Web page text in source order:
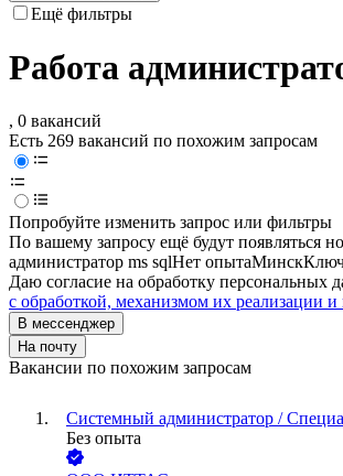
Ещё фильтры
Работа
, 0 вакансий
Есть 269 вакансий по похожим запросам
Попробуйте изменить запрос или фильтры
По вашему запросу ещё будут появляться
администратор ms sqlНет опытаМинск
Даю согласие на обработку персональных
с обработкой, механизмом их реализации и
В мессенджер
На почту
Вакансии по похожим запросам
Системный администратор /
Без опыта